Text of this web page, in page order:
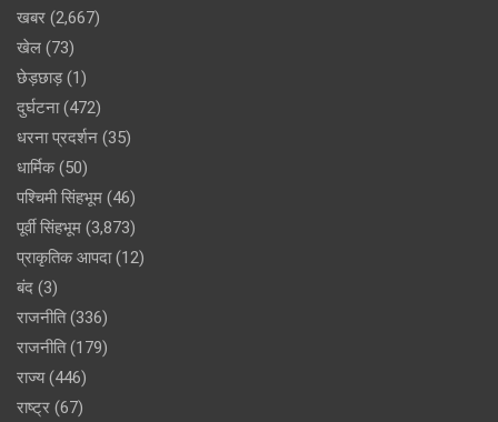
खबर (2,667)
खेल (73)
छेड़छाड़(1)
दुर्घटना(472)
धरना प्रदर्शन (35)
धार्मिक(50)
पश्चिमी सिंहभूम (46)
पूर्वी सिंहभूम (3,873)
प्राकृतिक आपदा(12)
बंद (3)
राजनीति(336)
राजनीति(179)
राज्य(446)
राष्ट्र (67)